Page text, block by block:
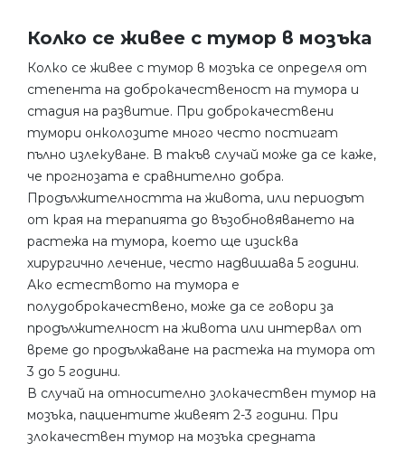
Колко се живее с тумор в мозъка
Колко се живее с тумор в мозъка се определя от
степента на доброкачественост на тумора и
стадия на развитие. При доброкачествени
тумори онколозите много често постигат
пълно излекуване. В такъв случай може да се каже,
че прогнозата е сравнително добра.
Продължителността на живота, или периодът
от края на терапията до възобновяването на
растежа на тумора, което ще изисква
хирургично лечение, често надвишава 5 години.
Ако естеството на тумора е
полудоброкачествено, може да се говори за
продължителност на живота или интервал от
време до продължаване на растежа на тумора от
3 до 5 години.
В случай на относително злокачествен тумор на
мозъка, пациентите живеят 2-3 години. При
злокачествен тумор на мозъка средната